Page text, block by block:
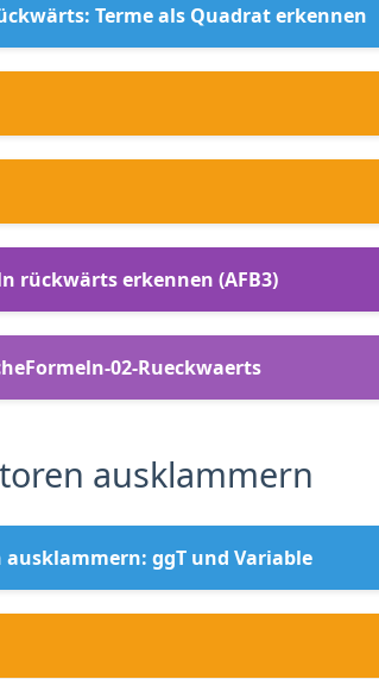
Terme als Quadrat erkennen
rückwärts erkennen (AFB3)
02-Rueckwaerts
ausklammern
ggT und Variable